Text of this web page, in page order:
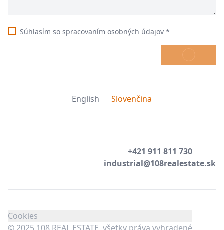
Súhlasím so spracovaním osobných údajov *
English Slovenčina
+421 911 811 730
industrial@108realestate.sk
Cookies
© 2025 108 REAL ESTATE, všetky práva vyhradené